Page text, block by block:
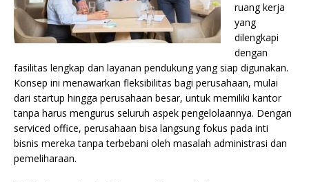
ruang kerja
yang
dilengkapi
dengan
fasilitas lengkap dan layanan pendukung yang siap digunakan.
Konsep ini menawarkan fleksibilitas bagi perusahaan, mulai
dari startup hingga perusahaan besar, untuk memiliki kantor
tanpa harus mengurus seluruh aspek pengelolaannya. Dengan
serviced office, perusahaan bisa langsung fokus pada inti
bisnis mereka tanpa terbebani oleh masalah administrasi dan
pemeliharaan.